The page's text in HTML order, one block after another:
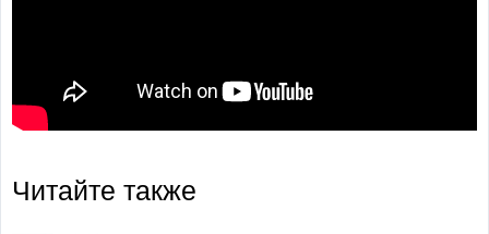
Читайте также